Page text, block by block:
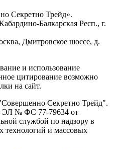
Секретно Трейд».
Балкарская Респ., г.
Дмитровское шоссе, д.
и использование
цитирование возможно
на сайт.
Секретно Трейд".
ЭЛ № ФС 77-79634 от
службой по надзору в
технологий и массовых